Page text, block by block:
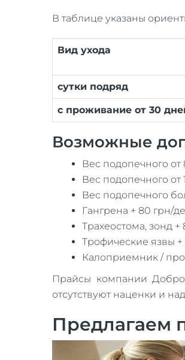
В таблице указаны
Вид ухода
сутки подряд
с проживание от 30
Возможные
Вес подопечного от
Вес подопечного от
Вес подопечного
Гангрена + 80 грн/
Трахеостома, зонд
Трофические язвы
Калоприемник /
Прайсы компании Добро
отсутствуют наценки и
Предлагаем